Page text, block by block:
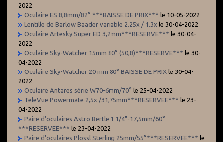
2022
Oculaire ES 8,8mm/82° ***BAISSE DE PRIX*** le 10-05-2022
Lentille de Barlow Baader variable 2.25x / 1.3x le 30-04-2022
Oculaire Artesky Super ED 3,2mm***RESERVE*** le 30-04-
2022
Oculaire Sky-Watcher 15mm 80° (50,8)***RESERVE*** le 30-
04-2022
Oculaire Sky-Watcher 20 mm 80° BAISSE DE PRIX le 30-04-
2022
Oculaire Antares série W70-6mm/70° le 25-04-2022
TeleVue Powermate 2,5x /31,75mm***RESERVEE*** le 23-
04-2022
Paire d'oculaires Astro Bertle 1 1/4"-17,5mm/60°
***RESERVEE*** le 23-04-2022
Paire d'oculaires Plossl Sterling 25mm/55°***RESERVEE*** le